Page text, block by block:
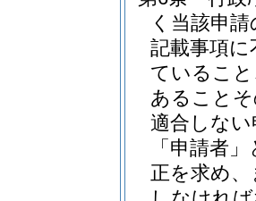
く当該申
記載事項
ているこ
あること
適合しな
「申請者
正を求め